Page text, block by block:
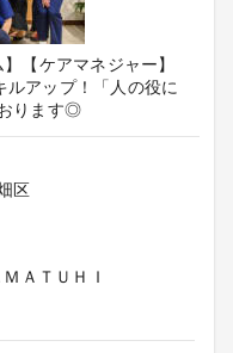
【ケアマネジャー】
ルアップ！「人の役に
ります◎
区
ＡＴＵＨＩ